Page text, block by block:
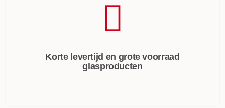
Korte levertijd en grote voorraad
glasproducten